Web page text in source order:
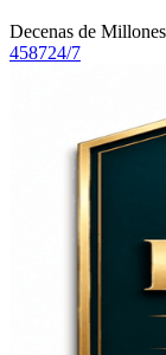
Decenas de
458724/7